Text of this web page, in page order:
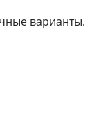
варианты.